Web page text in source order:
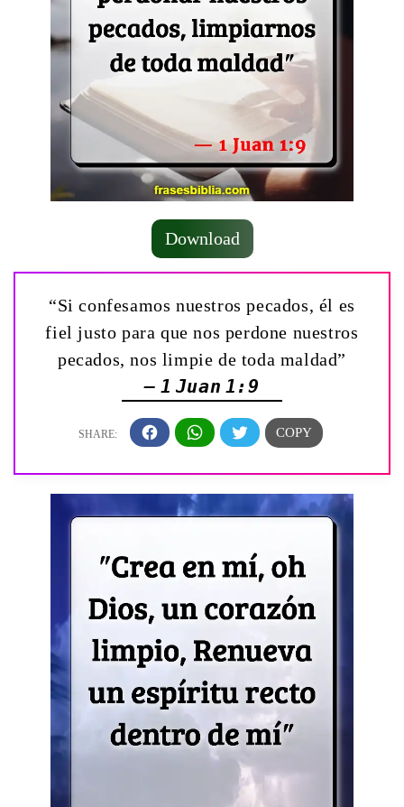
Download
“Si confesamos nuestros pecados, él es
fiel justo para que nos perdone nuestros
pecados, nos limpie de toda maldad”
— 1 Juan 1:9